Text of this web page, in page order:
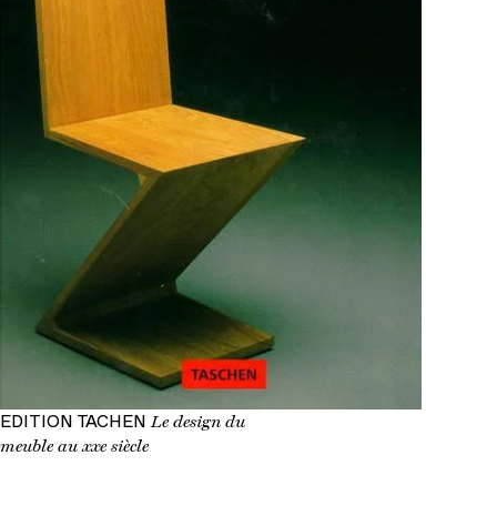
EDITION TACHEN Le design du
meuble au xxe siècle